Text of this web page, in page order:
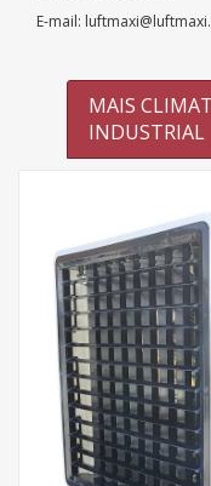
E-mail:
MAIS
INDUSTRIAL